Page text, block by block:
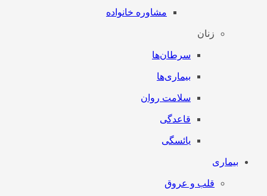
مشاوره خانواده
زنان
سرطان‌‌ها
بیماری‌ها
سلامت روان
قاعدگی
یائسگی
بیماری
قلب و عروق